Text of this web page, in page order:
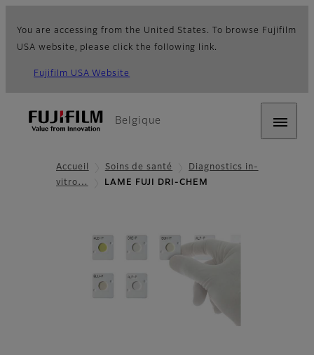
You are accessing from the United States. To browse Fujifilm
USA website, please click the following link.
Fujifilm USA Website
Belgique
Accueil Soins de santé
Diagnostics in-
vitro…
LAME FUJI DRI-CHEM